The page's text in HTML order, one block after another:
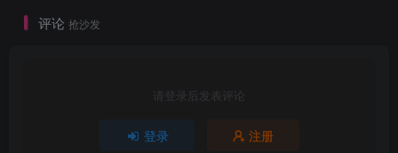
评论 抢沙发
请登录后发表评论
登录 注册